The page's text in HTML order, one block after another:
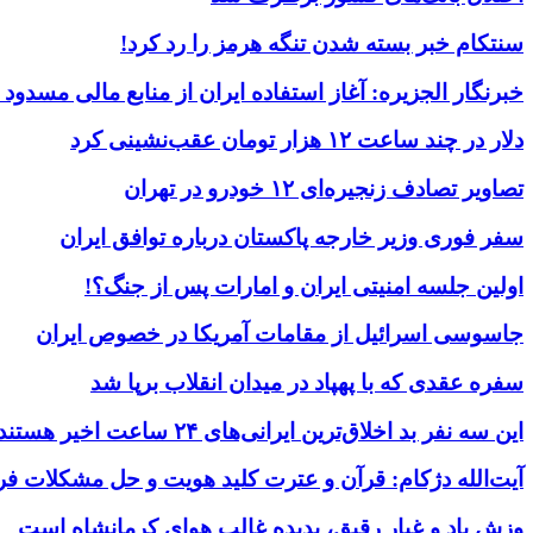
سنتکام خبر بسته شدن تنگه هرمز را رد کرد!
خبرنگار الجزیره: آغاز استفاده ایران از منابع مالی
دلار در چند ساعت ۱۲ هزار تومان عقب‌نشینی کرد
تصاویر تصادف زنجیره‌ای ۱۲ خودرو در تهران
سفر فوری وزیر خارجه پاکستان درباره توافق ایران
اولین جلسه امنیتی ایران و امارات پس از جنگ؟!
جاسوسی اسرائیل از مقامات آمریکا در خصوص ایران
سفره عقدی که با پهپاد در میدان انقلاب برپا شد
این سه نفر بد اخلاق‌ترین ایرانی‌های ۲۴ ساعت اخیر هستند
آیت‌الله دژکام: قرآن و عترت کلید هویت و حل مشکلات
وزش باد و غبار رقیق، پدیده غالب هوای کرمانشاه است